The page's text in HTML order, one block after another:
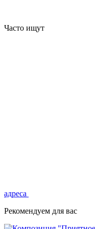
Часто ищут
адреса
Рекомендуем для вас